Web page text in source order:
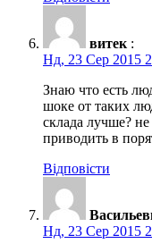
витек :
Нд, 23 Сер 2015
Знаю что есть
шоке от таких
склада лучше?
приводить в
Відповісти
Нд, 23 Сер 2015